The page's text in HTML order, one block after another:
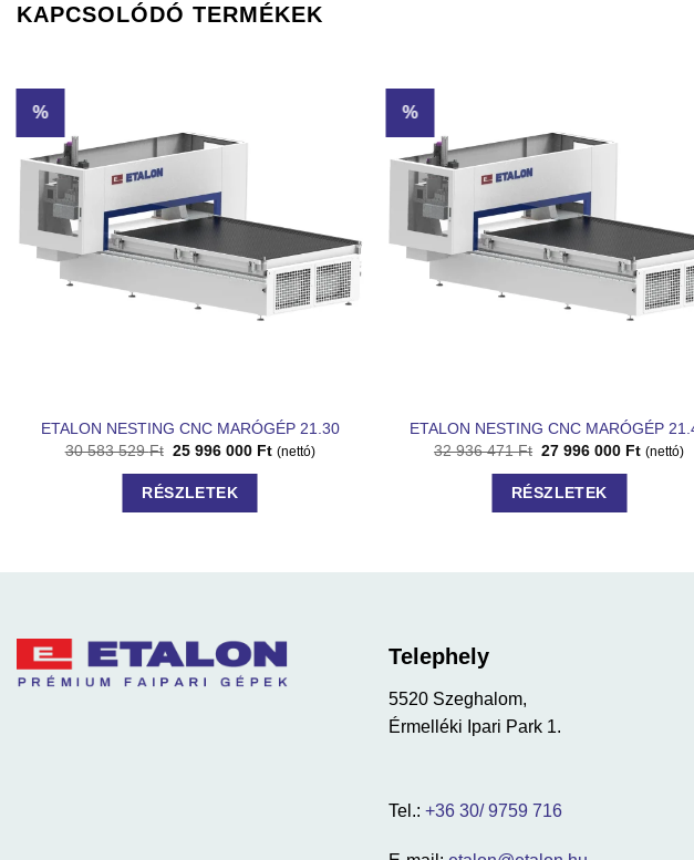
KAPCSOLÓDÓ TERMÉKEK
%
ETALON NESTING CNC MARÓGÉP 21.30
30 583 529Ft 25 996 000 Ft (nettó)
RÉSZLETEK
%
ETALON NESTING CNC MARÓGÉP
32 936 471Ft 27 996 000 Ft (nettó)
RÉSZLETEK
Telephely
5520 Szeghalom,
Érmelléki Ipari Park 1.
Tel.: +36 30/ 9759 716